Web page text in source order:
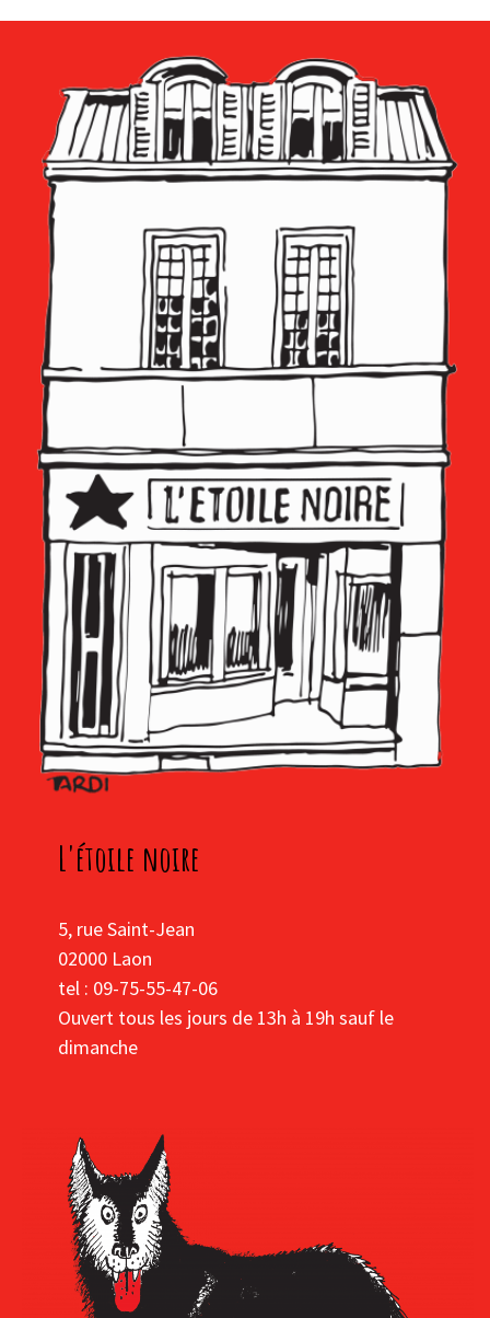
L'étoile noire
5, rue Saint-Jean
02000 Laon
tel : 09-75-55-47-06
Ouvert tous les jours de 13h à 19h sauf le
dimanche